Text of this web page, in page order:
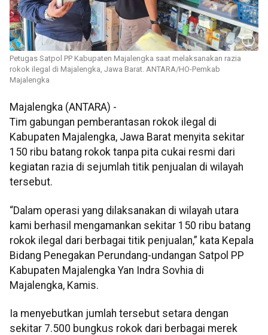
Petugas Satpol PP Kabupaten Majalengka saat melaksanakan razia
rokok ilegal di Majalengka, Jawa Barat. ANTARA/HO-Pemkab
Majalengka
Majalengka (ANTARA) -
Tim gabungan pemberantasan rokok ilegal di
Kabupaten Majalengka, Jawa Barat menyita sekitar
150 ribu batang rokok tanpa pita cukai resmi dari
kegiatan razia di sejumlah titik penjualan di wilayah
tersebut.
“Dalam operasi yang dilaksanakan di wilayah utara
kami berhasil mengamankan sekitar 150 ribu batang
rokok ilegal dari berbagai titik penjualan,” kata Kepala
Bidang Penegakan Perundang-undangan Satpol PP
Kabupaten Majalengka Yan Indra Sovhia di
Majalengka, Kamis.
Ia menyebutkan jumlah tersebut setara dengan
sekitar 7.500 bungkus rokok dari berbagai merek